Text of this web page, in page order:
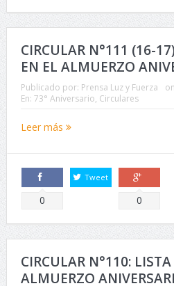
CIRCULAR N°111 (16-
EN EL ALMUERZO
Publicado por: Prensa Luz y Fuerza
En: 73° Aniversario, Circulares
Leer más
Comparte
0
Tweet
Comparte
0
CIRCULAR N°110:
ALMUERZO